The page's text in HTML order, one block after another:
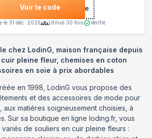
Voir le code***come
le 31 déc. 2026 Utilisé 30 fois Vérifié
chez LodinG, maison française depuis
pleine fleur, chemises en coton
en soie à prix abordables
en 1998, LodinG vous propose des
et des accessoires de mode pour
aux matières soigneusement choisies, à
Sur sa boutique en ligne loding.fr, vous
de souliers en cuir pleine fleurs :